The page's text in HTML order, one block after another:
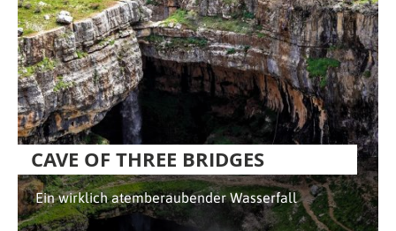
CAVE OF THREE BRIDGES
Ein wirklich atemberaubender Wasserfall